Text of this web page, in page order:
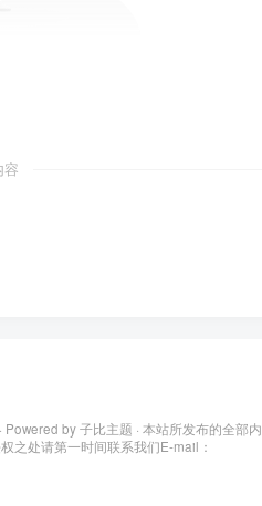
容
· Powered by子比主题 · 本站所发布的全部内
之处请第一时间联系我们E-mail：